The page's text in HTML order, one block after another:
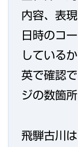
内容、表
日時のコ
している
英で確認
ジの数箇
飛騨古川